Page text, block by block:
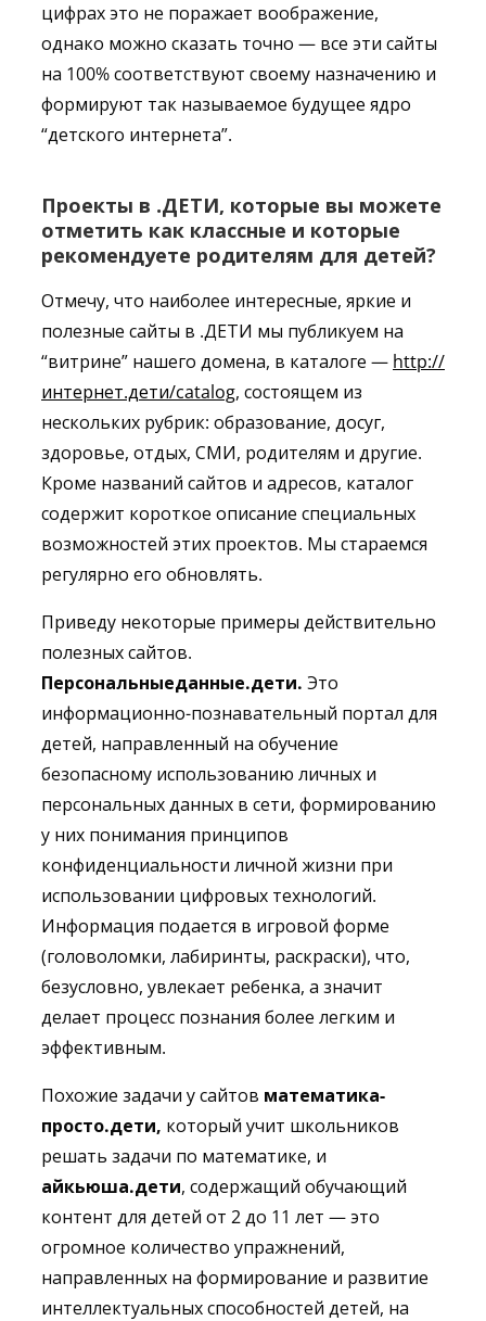
цифрах это не поражает воображение,
однако можно сказать точно — все эти сайты
на 100% соответствуют своему назначению и
формируют так называемое будущее ядро
“детского интернета”.
Проекты в .ДЕТИ, которые вы можете
отметить как классные и которые
рекомендуете родителям для детей?
Отмечу, что наиболее интересные, яркие и
полезные сайты в .ДЕТИ мы публикуем на
“витрине” нашего домена, в каталоге — http://
интернет.дети/catalog, состоящем из
нескольких рубрик: образование, досуг,
здоровье, отдых, СМИ, родителям и другие.
Кроме названий сайтов и адресов, каталог
содержит короткое описание специальных
возможностей этих проектов. Мы стараемся
регулярно его обновлять.
Приведу некоторые примеры действительно
полезных сайтов.
Персональныеданные.дети. Это
информационно-познавательный портал для
детей, направленный на обучение
безопасному использованию личных и
персональных данных в сети, формированию
у них понимания принципов
конфиденциальности личной жизни при
использовании цифровых технологий.
Информация подается в игровой форме
(головоломки, лабиринты, раскраски), что,
безусловно, увлекает ребенка, а значит
делает процесс познания более легким и
эффективным.
Похожие задачи у сайтов математика-
просто.дети, который учит школьников
решать задачи по математике, и
айкьюша.дети, содержащий обучающий
контент для детей от 2 до 11 лет — это
огромное количество упражнений,
направленных на формирование и развитие
интеллектуальных способностей детей, на